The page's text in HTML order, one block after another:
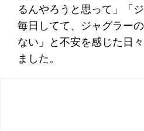
るんやろうと思って」「
毎日してて、ジャグラー
ない」と不安を感じた日
ました。